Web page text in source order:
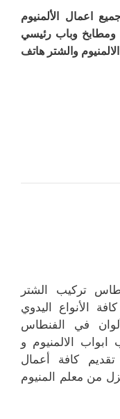
اعمال الألمنيوم
ومطابخ وباب رئيسي
والشتر هاتف
تركيب الشتر
الأنواع اليدوي
في الفنطاس
الالمنيوم و
كافة أعمال
من معلم المنيوم